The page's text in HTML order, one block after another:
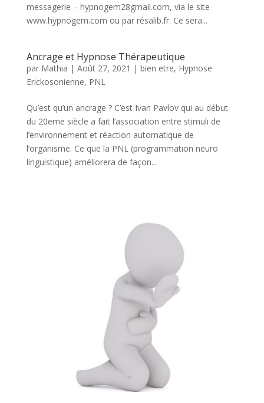
messagerie – hypnogem28gmail.com, via le site
www.hypnogem.com ou par résalib.fr. Ce sera...
Ancrage et Hypnose Thérapeutique
par Mathia | Août 27, 2021 | bien etre, Hypnose
Erickosonienne, PNL
Qu’est qu’un ancrage ? C’est Ivan Pavlov qui au début
du 20eme siècle a fait l’association entre stimuli de
l’environnement et réaction automatique de
l’organisme. Ce que la PNL (programmation neuro
linguistique) améliorera de façon...